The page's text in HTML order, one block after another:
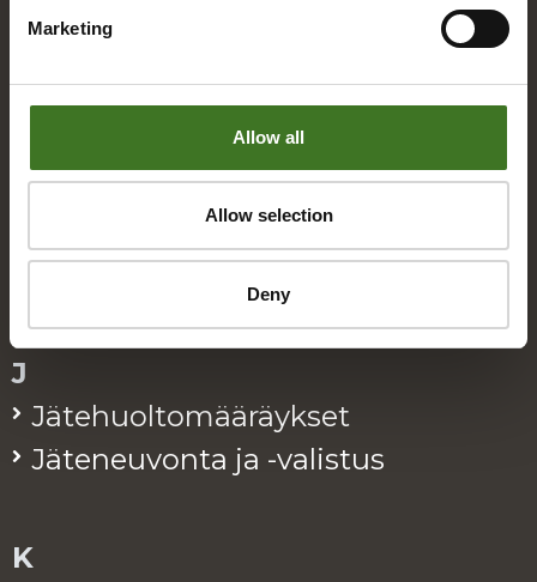
Marketing
Allow all
Allow selection
Deny
Eko­kymp­pi
Eko­pis­teet / Rinki-eko­pis­teet
H
J
Jä­te­huol­to­mää­räyk­set
Jä­te­neu­von­ta ja -va­lis­tus
K